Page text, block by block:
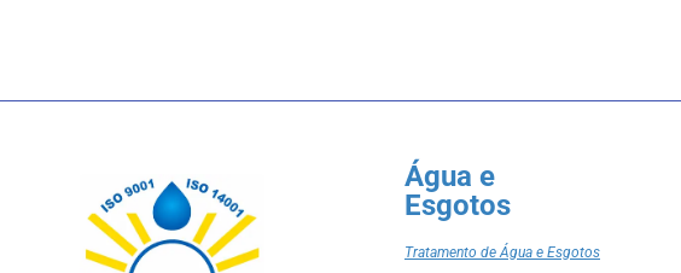
Água e
Esgotos
Tratamento de Água e Esgotos